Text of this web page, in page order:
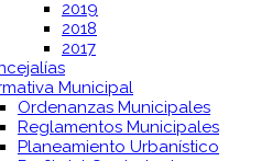
2019
2018
2017
Municipal
Ordenanzas Municipales
Reglamentos Municipales
Planeamiento Urbanístico